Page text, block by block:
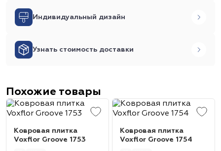
Индивидуальный дизайн
Узнать стоимость доставки
Похожие товары
Ковровая плитка
Voxflor Groove 1753
Ковровая плитка
Voxflor Groove 1754